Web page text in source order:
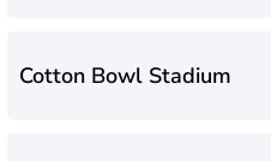
Cotton Bowl Stadium